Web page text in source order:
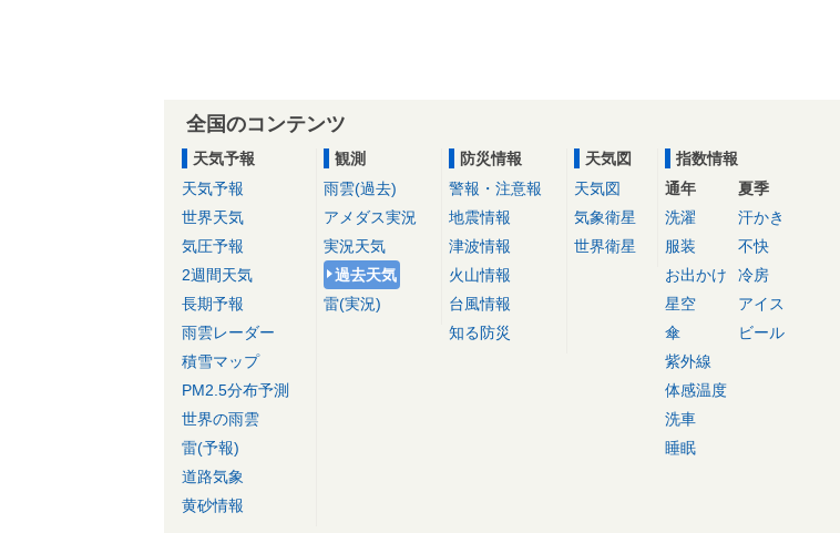
全国のコンテンツ
天気予報
天気予報
世界天気
気圧予報
2週間天気
長期予報
雨雲レーダー
積雪マップ
PM2.5分布予測
世界の雨雲
雷(予報)
道路気象
黄砂情報
観測
雨雲(過去)
アメダス実況
実況天気
過去天気
雷(実況)
防災情報
警報・注意報
地震情報
津波情報
火山情報
台風情報
知る防災
天気図
天気図
気象衛星
世界衛星
指数情報
通年
洗濯
服装
お出かけ
星空
傘
紫外線
体感温度
洗車
睡眠
夏季
汗かき
不快
冷房
アイス
ビール